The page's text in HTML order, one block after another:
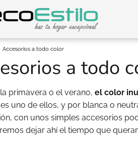
Accesorios a todo color
a todo
primavera o el verano, el color
uno de ellos, y por blanca o
con unos simples accesorios
dejar ahí el tiempo que